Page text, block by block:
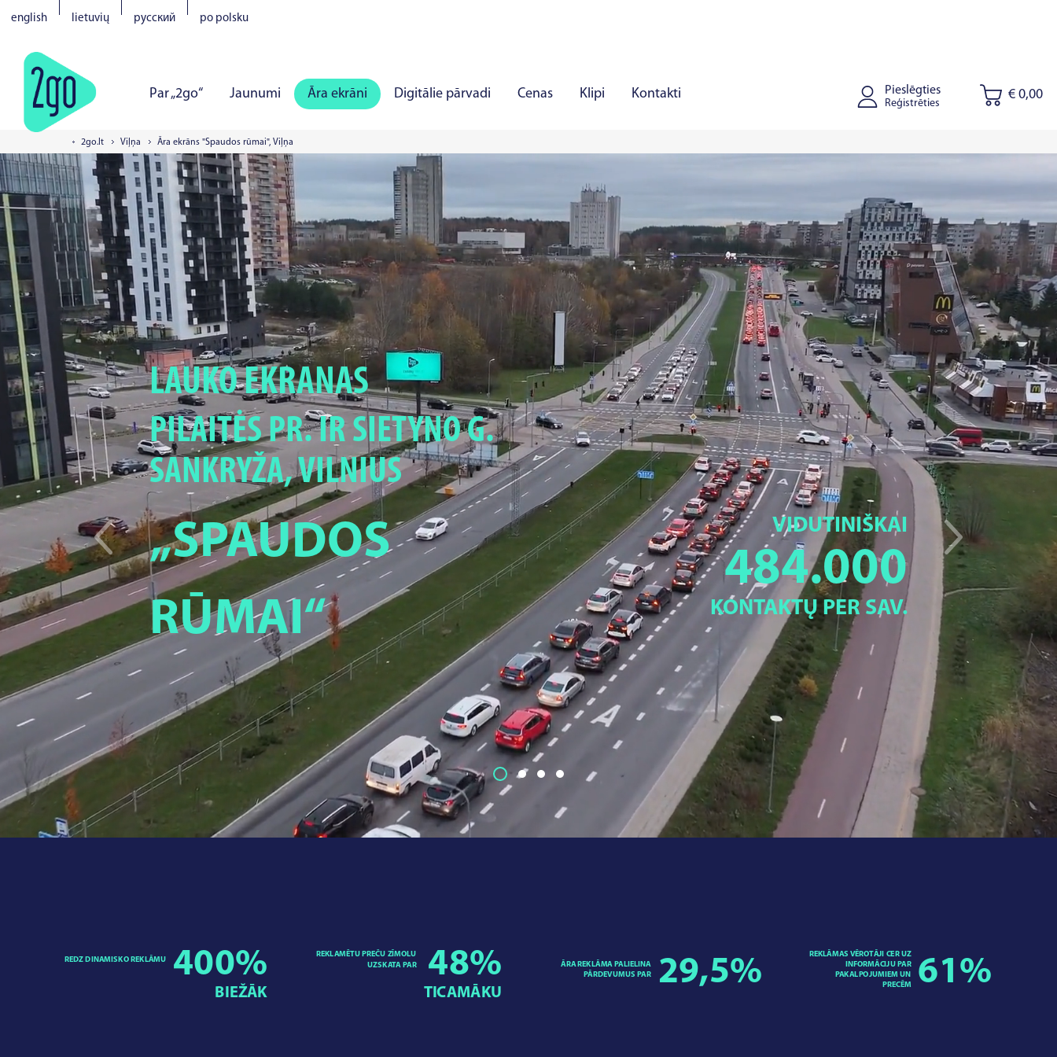
english lietuvių русский po polsku
Par „2go“ Jaunumi Āra ekrāni Digitālie pārvadi Cenas Klipi Kontakti Pieslēgties
Reģistrēties
€ 0,00
Viļņa Kauņa Klaipēda
Pērnavā Narvā Kuresārē Rakverē
2go.lt Viļņa Āra ekrāns "Spaudos rūmai", Viļņa
LAUKO EKRANAS
PILAITĖS PR. IR SIETYNO G.
SANKRYŽA, VILNIUS
„SPAUDOS
RŪMAI“
VIDUTINIŠKAI
484.000
KONTAKTŲ PER SAV.
REDZ DINAMISKO REKLĀMU 400%
BIEŽĀK
REKLAMĒTU PREČU ZĪMOLU
UZSKATA PAR 48%
TICAMĀKU
ĀRA REKLĀMA PALIELINA
PĀRDEVUMUS PAR
29,5%
REKLĀMAS VĒROTĀJI CER UZ
INFORMĀCIJU PAR
PAKALPOJUMIEM UN
PRECĒM 61%